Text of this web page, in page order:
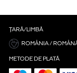
ȚARĂ/LIMBĂ
ROMÂNIA /
METODE DE PLATĂ